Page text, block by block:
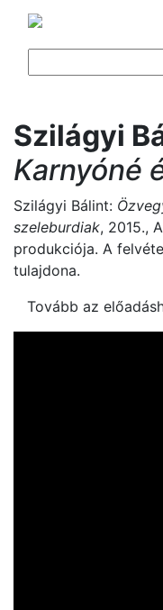
Szilágyi
Karnyóné
Szilágyi Bálint:
szeleburdiak, 2015.,
produkciója. A
tulajdona.
Tovább az